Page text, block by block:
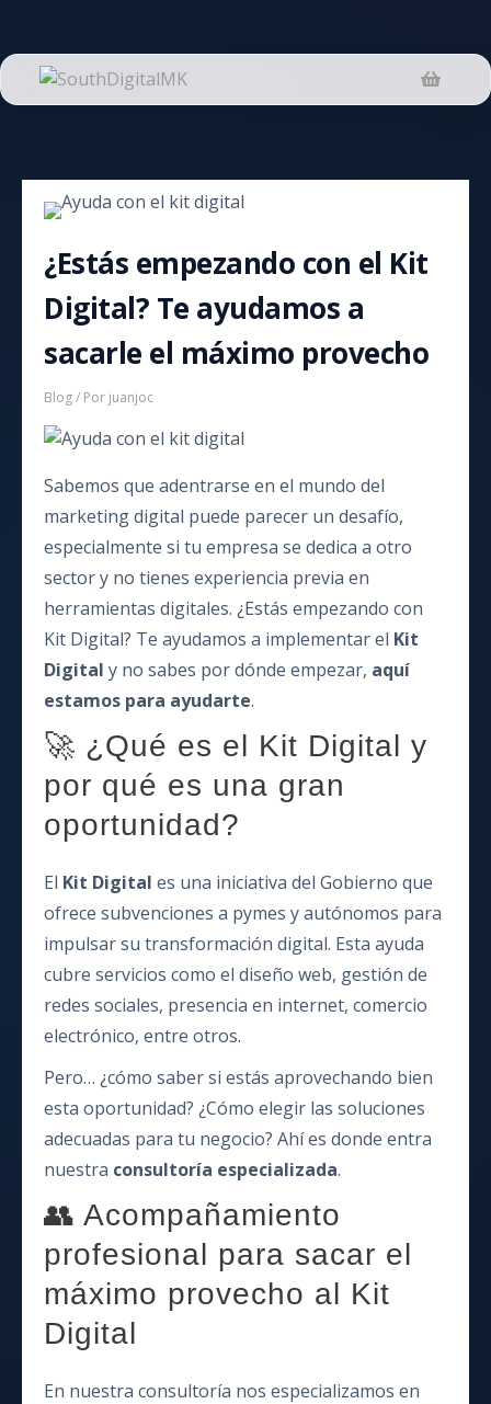
contenido
¿Estás empezando con el Kit
Digital? Te ayudamos a
sacarle el máximo provecho
Blog/ Por juanjoc
Sabemos que adentrarse en el mundo del
marketing digital puede parecer un desafío,
especialmente si tu empresa se dedica a otro
sector y no tienes experiencia previa en
herramientas digitales. ¿Estás empezando con
Kit Digital? Te ayudamos a implementar el Kit
Digital y no sabes por dónde empezar, aquí
estamos para ayudarte.
🚀 ¿Qué es el Kit Digital y
por qué es una gran
oportunidad?
El Kit Digital es una iniciativa del Gobierno que
ofrece subvenciones a pymes y autónomos para
impulsar su transformación digital. Esta ayuda
cubre servicios como el diseño web, gestión de
redes sociales, presencia en internet, comercio
electrónico, entre otros.
Pero… ¿cómo saber si estás aprovechando bien
esta oportunidad? ¿Cómo elegir las soluciones
adecuadas para tu negocio? Ahí es donde entra
nuestra consultoría especializada.
👥 Acompañamiento
profesional para sacar el
máximo provecho al Kit
Digital
En nuestra consultoría nos especializamos en